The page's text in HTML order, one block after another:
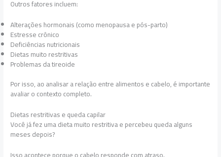
Outros fatores incluem:
Alterações hormonais (como menopausa e pós-parto)
Estresse crônico
Deficiências nutricionais
Dietas muito restritivas
Problemas da tireoide
Por isso, ao analisar a relação entre alimentos e cabelo, é importante
avaliar o contexto completo.
Dietas restritivas e queda capilar
Você já fez uma dieta muito restritiva e percebeu queda alguns
meses depois?